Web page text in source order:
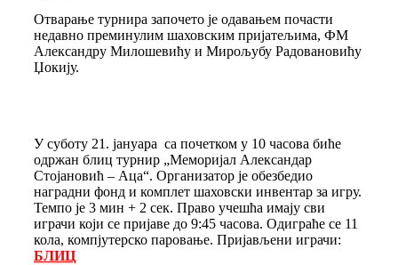
Отварање турнира започето је одавањем почасти
недавно преминулим шаховским пријатељима, ФМ
Александру Милошевићу и Мирољубу Радовановићу
Џокију.
У суботу 21. јануара са почетком у 10 часова биће
одржан блиц турнир „Меморијал Александар
Стојановић – Аца“. Организатор је обезбедио
наградни фонд и комплет шаховски инвентар за игру.
Темпо је 3 мин + 2 сек. Право учешћа имају сви
играчи који се пријаве до 9:45 часова. Одиграће се 11
кола, компјутерско паровање. Пријављени играчи:
БЛИЦ